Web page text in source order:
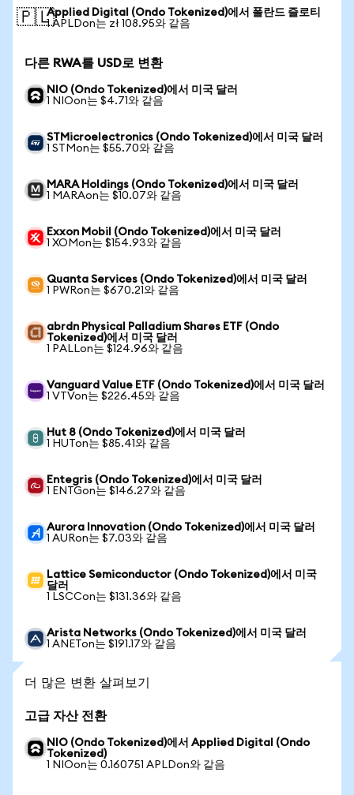
🇵🇱Applied Digital (Ondo Tokenized)에서 폴란드 즐로티
1 APLDon는 zł 108.95와 같음
다른 RWA를 USD로 변환
NIO (Ondo Tokenized)에서 미국 달러
1 NIOon는 $4.71와 같음
STMicroelectronics (Ondo Tokenized)에서 미국 달러
1 STMon는 $55.70와 같음
MARA Holdings (Ondo Tokenized)에서 미국 달러
1 MARAon는 $10.07와 같음
Exxon Mobil (Ondo Tokenized)에서 미국 달러
1 XOMon는 $154.93와 같음
Quanta Services (Ondo Tokenized)에서 미국 달러
1 PWRon는 $670.21와 같음
abrdn Physical Palladium Shares ETF (Ondo
Tokenized)에서 미국 달러
1 PALLon는 $124.96와 같음
Vanguard Value ETF (Ondo Tokenized)에서 미국 달러
1 VTVon는 $226.45와 같음
Hut 8 (Ondo Tokenized)에서 미국 달러
1 HUTon는 $85.41와 같음
Entegris (Ondo Tokenized)에서 미국 달러
1 ENTGon는 $146.27와 같음
Aurora Innovation (Ondo Tokenized)에서 미국 달러
1 AURon는 $7.03와 같음
Lattice Semiconductor (Ondo Tokenized)에서 미국
달러
1 LSCCon는 $131.36와 같음
Arista Networks (Ondo Tokenized)에서 미국 달러
1 ANETon는 $191.17와 같음
더 많은 변환 살펴보기
고급 자산 전환
NIO (Ondo Tokenized)에서 Applied Digital (Ondo
Tokenized)
1 NIOon는 0.160751 APLDon와 같음